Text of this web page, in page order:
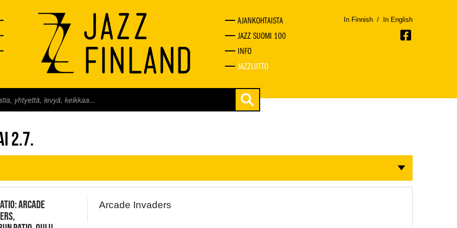
AJANKOHTAISTA
JAZZ SUOMI 100
INFO
JAZZLIITTO
In Finnish / In English
LIVE
2.7.
ARCADE
Arcade Invaders